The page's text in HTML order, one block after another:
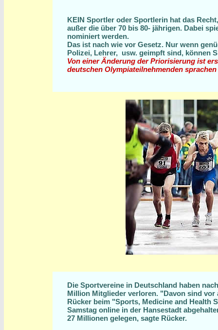
KEIN Sportler oder Sportlerin hat das
außer die über 70 bis 80- jährigen. Dabei
nominiert werden.
Das ist nach wie vor Gesetz. Nur wenn
Polizei, Lehrer, usw. geimpft sind, können
Von einer Änderung der Priorisierung ist
deutschen Olympiateilnehmenden
Die Sportvereine in Deutschland haben
Million Mitglieder verloren. "Davon sind
Rücker beim "Sports, Medicine and Health
Samstag online in der Hansestadt
27 Millionen gelegen, sagte Rücker.